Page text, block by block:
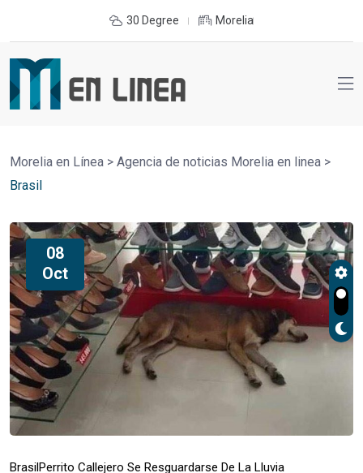
30 Degree Morelia
Morelia en Línea > Agencia de noticias Morelia en linea >
Brasil
08
Oct
BrasilPerrito Callejero Se Resguardarse De La Lluvia